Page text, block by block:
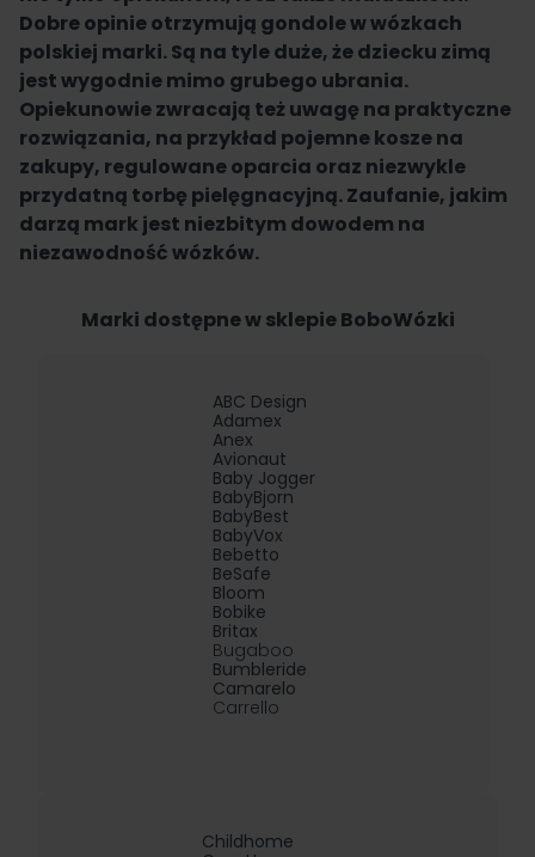
Dobre opinie otrzymują gondole w wózkach
polskiej marki. Są na tyle duże, że dziecku zimą
jest wygodnie mimo grubego ubrania.
Opiekunowie zwracają też uwagę na praktyczne
rozwiązania, na przykład pojemne kosze na
zakupy, regulowane oparcia oraz niezwykle
przydatną torbę pielęgnacyjną. Zaufanie, jakim
darzą mark jest niezbitym dowodem na
niezawodność wózków.
Marki dostępne w sklepie BoboWózki
ABC Design
Adamex
Anex
Avionaut
Baby Jogger
BabyBjorn
BabyBest
BabyVox
Bebetto
BeSafe
Bloom
Bobike
Britax
Bugaboo
Bumbleride
Camarelo
Carrello
Childhome